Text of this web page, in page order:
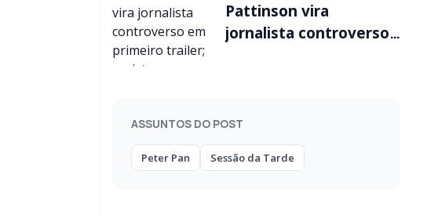
Pattinson vira
jornalista controverso
ASSUNTOS DO POST
Peter Pan Sessão da Tarde